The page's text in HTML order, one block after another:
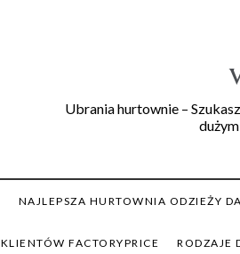
Ubrania hurtownie –
NAJLEPSZA HURTOWNIA ODZIEŻY
FACTORYPRICE RODZAJE